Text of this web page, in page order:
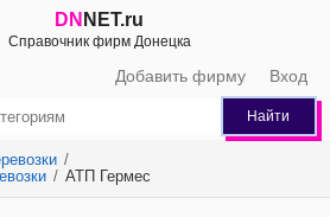
DN NET.ru
Справочник фирм Донецка
Добавить фирму Вход
Найти
АТП Гермес